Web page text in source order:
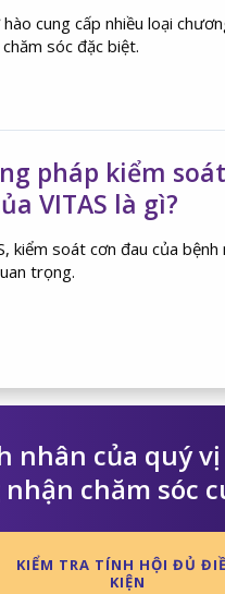
cung cấp nhiều loại
sóc đặc biệt.
pháp kiểm
VITAS là gì?
kiểm soát cơn đau của bệnh
trọng.
nhân của quý
nhận chăm sóc
KIỂM TRA TÍNH HỘI ĐỦ
KIỆN